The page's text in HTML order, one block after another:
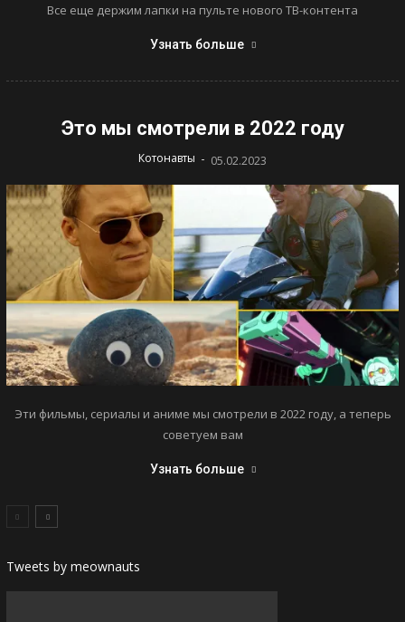
Все еще держим лапки на пульте нового ТВ-контента
Узнать больше
Это мы смотрели в 2022 году
Котонавты - 05.02.2023
Эти фильмы, сериалы и аниме мы смотрели в 2022 году, а теперь
советуем вам
Узнать больше
Tweets by meownauts